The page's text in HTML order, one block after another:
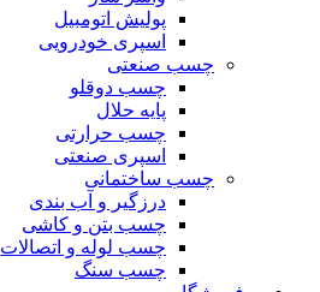
پولیش اتومبیل
اسپری خودرویی
چسب صنعتی
چسب دوقلو
پایه حلال
چسب حرارتی
اسپری صنعتی
چسب ساختمانی
درزگیر و آب بندی
چسب بتن و کاشی
چسب لوله و اتصالات
چسب سنگ